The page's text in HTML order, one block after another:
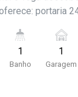
portaria
piscina,
e lavanderia
1
Banho
1
Garagem